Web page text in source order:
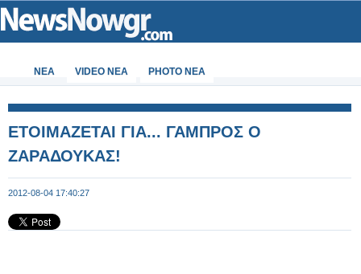
ΝΕΑ VIDEO NEA PHOTO NEA
ΕΤΟΙΜΑΖΕΤΑΙ ΓΙΑ... ΓΑΜΠΡΟΣ Ο
ΖΑΡΑΔΟΥΚΑΣ!
2012-08-04 17:40:27